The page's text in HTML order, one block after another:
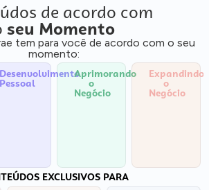
de acordo com
seu Momento
tem para você de acordo com o seu
momento:
Desenvolvimento
Pessoal
Aprimorando
o
Negócio
Expandindo
o
Negócio
EXCLUSIVOS PARA